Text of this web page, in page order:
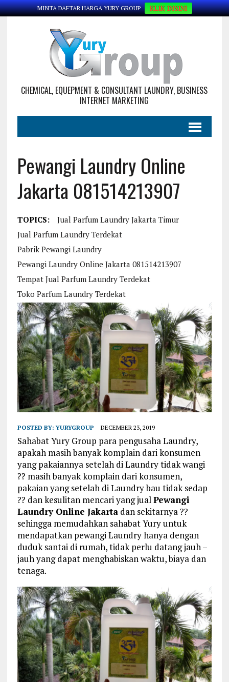
MINTA DAFTAR HARGA YURY GROUP KLIK DISINI
CHEMICAL, EQUEPMENT & CONSULTANT LAUNDRY, BUSINESS
INTERNET MARKETING
Pewangi Laundry Online
Jakarta 081514213907
TOPICS:
Jual Parfum Laundry Jakarta Timur
Jual Parfum Laundry Terdekat
Pabrik Pewangi Laundry
Pewangi Laundry Online Jakarta 081514213907
Tempat Jual Parfum Laundry Terdekat
Toko Parfum Laundry Terdekat
POSTED BY:YURYGROUP DECEMBER 23, 2019
Sahabat Yury Group para pengusaha Laundry,
apakah masih banyak komplain dari konsumen
yang pakaiannya setelah di Laundry tidak wangi
?? masih banyak komplain dari konsumen,
pakaian yang setelah di Laundry bau tidak sedap
?? dan kesulitan mencari yang jualPewangi
Laundry Online Jakartadan sekitarnya ??
sehingga memudahkan sahabat Yury untuk
mendapatkan pewangi Laundry hanya dengan
duduk santai di rumah, tidak perlu datang jauh –
jauh yang dapat menghabiskan waktu, biaya dan
tenaga.